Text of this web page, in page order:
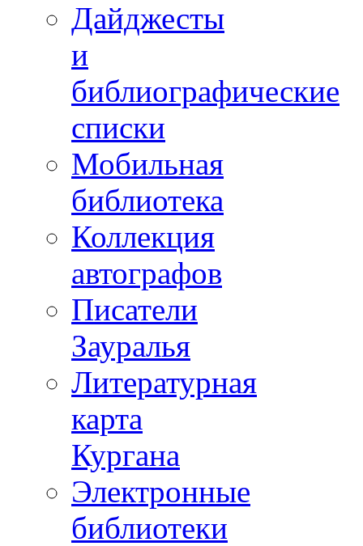
Дайджесты
и
библиографические
списки
Мобильная
библиотека
Коллекция
автографов
Писатели
Зауралья
Литературная
карта
Кургана
Электронные
библиотеки